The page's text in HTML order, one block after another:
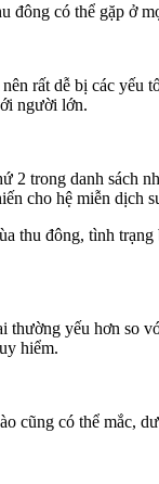
có thể gặp ở
rất dễ bị các
người lớn.
trong danh sách
cho hệ miễn dịch
thu đông, tình
yếu hơn so
hiểm.
cũng có thể mắc,